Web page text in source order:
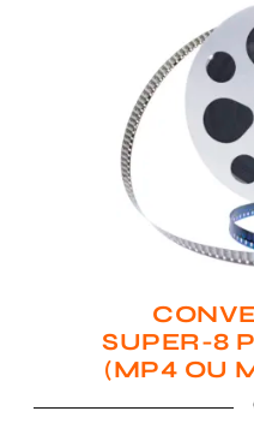
SUPER-8
(MP4 OU